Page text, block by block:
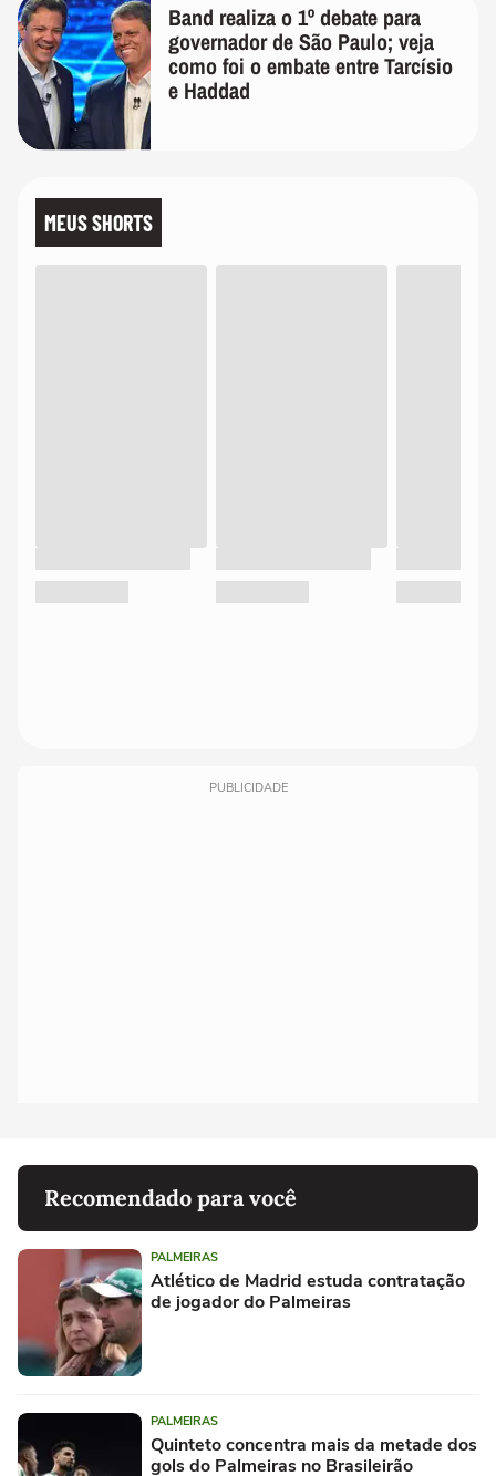
Band realiza o 1º debate para
governador de São Paulo; veja
como foi o embate entre Tarcísio
e Haddad
MEUS SHORTS
PUBLICIDADE
Recomendado para você
PALMEIRAS
Atlético de Madrid estuda contratação
de jogador do Palmeiras
PALMEIRAS
Quinteto concentra mais da metade dos
gols do Palmeiras no Brasileirão